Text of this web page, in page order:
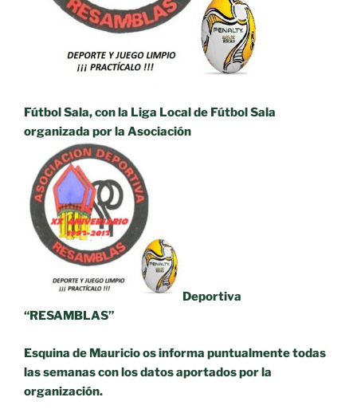
Fútbol Sala, con la Liga Local de Fútbol Sala
organizada por la Asociación
Deportiva
“RESAMBLAS”
Esquina de Mauricio os informa puntualmente todas
las semanas con los datos aportados por la
organización.